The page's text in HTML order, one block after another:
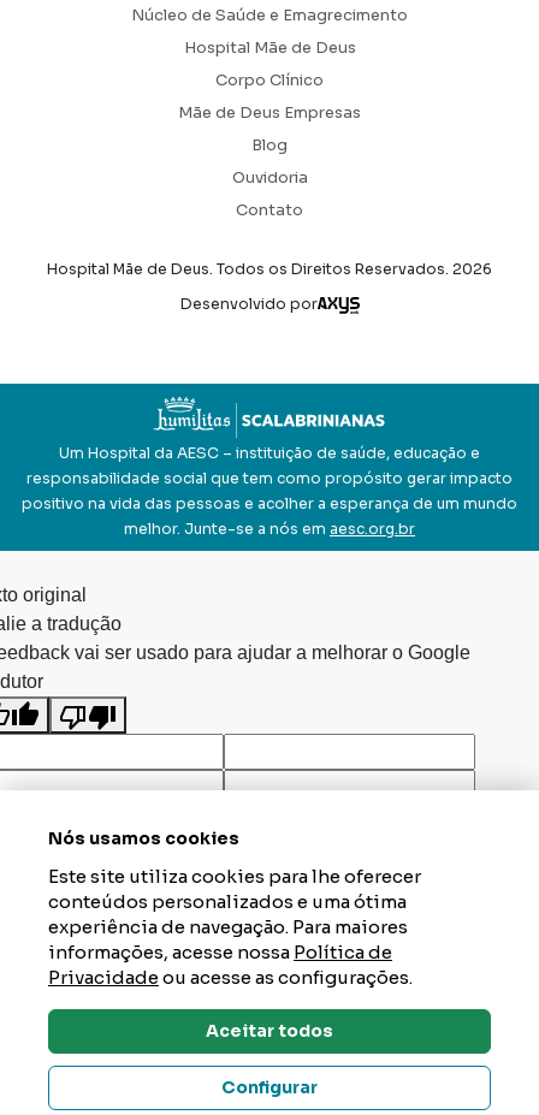
Núcleo de Saúde e Emagrecimento
Hospital Mãe de Deus
Corpo Clínico
Mãe de Deus Empresas
Blog
Ouvidoria
Contato
Hospital Mãe de Deus. Todos os Direitos Reservados. 2026
Desenvolvido por
Axysweb
Um Hospital da AESC – instituição de saúde, educação e
responsabilidade social que tem como propósito gerar impacto
positivo na vida das pessoas e acolher a esperança de um mundo
melhor. Junte-se a nós em aesc.org.br
Dúvidas? Tire Aqui
Nós usamos cookies
Este site utiliza cookies para lhe oferecer
conteúdos personalizados e uma ótima
experiência de navegação. Para maiores
informações, acesse nossa Política de
Privacidadeou acesse as configurações.
Aceitar todos
Configurar
original
a tradução
vai ser usado para ajudar a melhorar o Google